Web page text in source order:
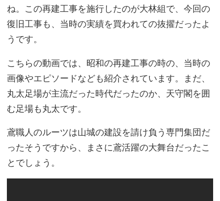
ね。この再建工事を施行したのが大林組で、今回の
復旧工事も、当時の実績を買われての抜擢だったよ
うです。
こちらの動画では、昭和の再建工事の時の、当時の
画像やエピソードなども紹介されています。まだ、
丸太足場が主流だった時代だったのか、天守閣を囲
む足場も丸太です。
鳶職人のルーツは山城の建設を請け負う専門集団だ
ったそうですから、まさに鳶活躍の大舞台だったこ
とでしょう。